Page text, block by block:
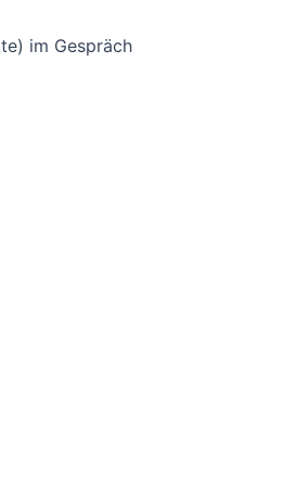
im Gespräch